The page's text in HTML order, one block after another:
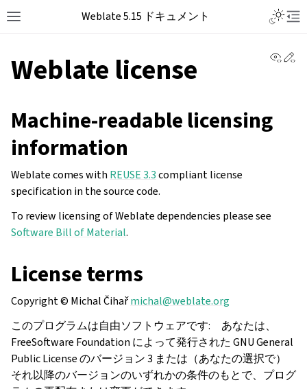
Weblate 5.15 ドキュメント
Weblate license
Machine-readable licensing
information
Weblate comes with REUSE 3.3compliant license
specification in the source code.
To review licensing of Weblate dependencies please see
Software Bill of Material.
License terms
Copyright © Michal Čihařmichal@weblate.org
このプログラムは自由ソフトウェアです: あなたは、
FreeSoftware Foundation によって発行された GNU General
Public License のバージョン 3 または（あなたの選択で）
それ以降のバージョンのいずれかの条件のもとで、プログ